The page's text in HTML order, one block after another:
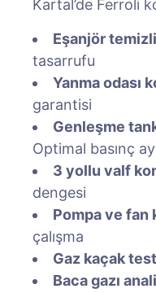
Kartal’de Ferroli
Eşanjör
tasarrufu
Yanma odası
garantisi
Genleşme
Optimal basınç
3 yollu valf
dengesi
Pompa ve fan
çalışma
Gaz kaçak
Baca gazı